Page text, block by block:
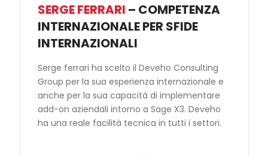
SERGE FERRARI – COMPETENZA
INTERNAZIONALE PER SFIDE
INTERNAZIONALI
Serge ferrari ha scelto il Deveho Consulting
Group per la sua esperienza internazionale e
anche per la sua capacità di implementare
add-on aziendali intorno a Sage X3. Deveho
ha una reale facilità tecnica in tutti i settori.